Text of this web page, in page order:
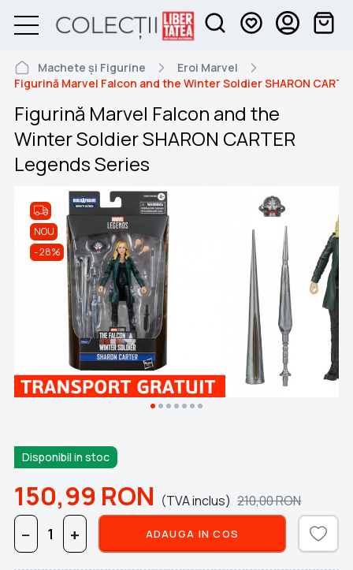
Machete și Figurine
Eroi Marvel
Figurină Marvel Falcon and the Winter Soldier SHARON
Figurină Marvel Falcon and the
Winter Soldier SHARON CARTER
Legends Series
NOU
28%
Disponibil in stoc
150,99 RON (TVA inclus) 210,00RON
− + ADAUGA IN COS